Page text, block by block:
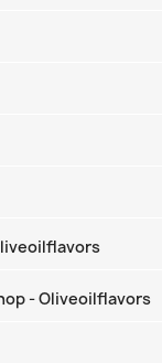
- Oliveoilflavors